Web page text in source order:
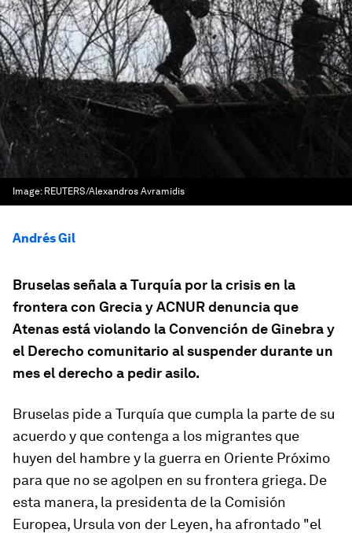
Image: REUTERS/Alexandros Avramidis
Andrés Gil
Bruselas señala a Turquía por la crisis en la
frontera con Grecia y ACNUR denuncia que
Atenas está violando la Convención de Ginebra y
el Derecho comunitario al suspender durante un
mes el derecho a pedir asilo.
Bruselas pide a Turquía que cumpla la parte de su
acuerdo y que contenga a los migrantes que
huyen del hambre y la guerra en Oriente Próximo
para que no se agolpen en su frontera griega. De
esta manera, la presidenta de la Comisión
Europea, Ursula von der Leyen, ha afrontado "el